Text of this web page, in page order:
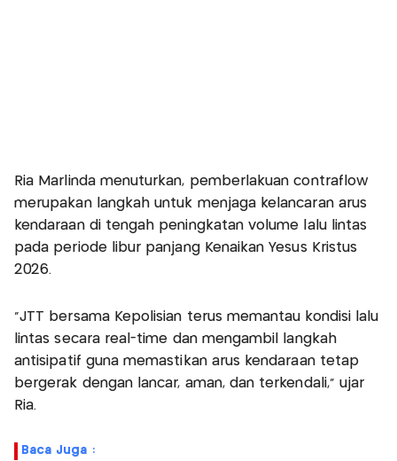
Ria Marlinda menuturkan, pemberlakuan contraflow
merupakan langkah untuk menjaga kelancaran arus
kendaraan di tengah peningkatan volume lalu lintas
pada periode libur panjang Kenaikan Yesus Kristus
2026.
“JTT bersama Kepolisian terus memantau kondisi lalu
lintas secara real-time dan mengambil langkah
antisipatif guna memastikan arus kendaraan tetap
bergerak dengan lancar, aman, dan terkendali,” ujar
Ria.
Baca Juga :